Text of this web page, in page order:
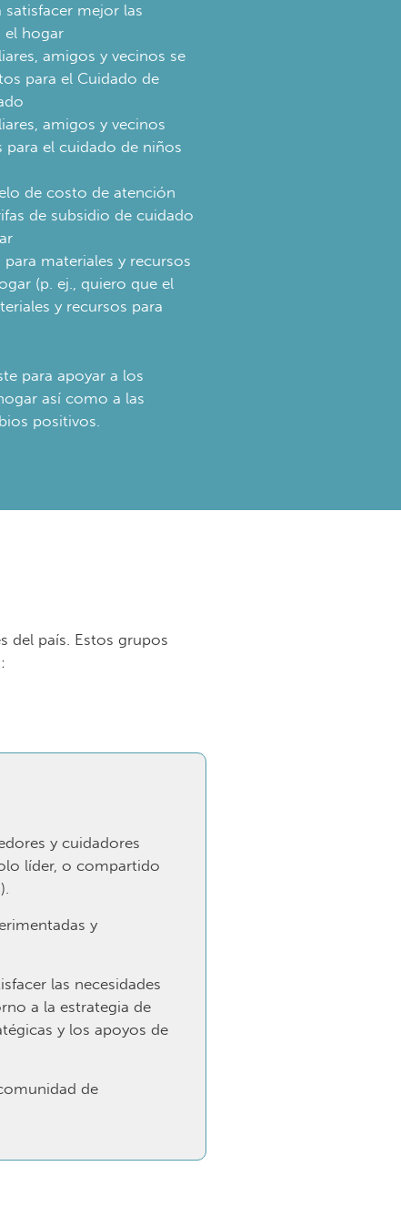
mejor las
el hogar
amigos y vecinos se
para el Cuidado de
amigos y vecinos
para el cuidado de niños
de costo de atención
de subsidio de cuidado
materiales y recursos
(p. ej., quiero que el
y recursos para
para apoyar a los
así como a las
positivos.
del país. Estos grupos
y cuidadores
líder, o compartido
y
las necesidades
a la estrategia de
y los apoyos de
de